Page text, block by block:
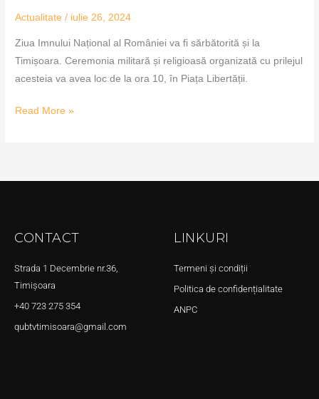
Actualitate / iulie 26, 2024
Ziua Imnului Național al României va fi sărbătorită și la
Timișoara. Ceremonia militară și religioasă organizată cu prilejul
acesteia va avea loc de la ora 10, în Piața Libertății.
Read More »
CONTACT
Strada 1 Decembrie nr.36,
Timișoara
+40 723 275 354
qubtvtimisoara@gmail.com
LINKURI
Termeni și condiții
Politica de confidențialitate
ANPC